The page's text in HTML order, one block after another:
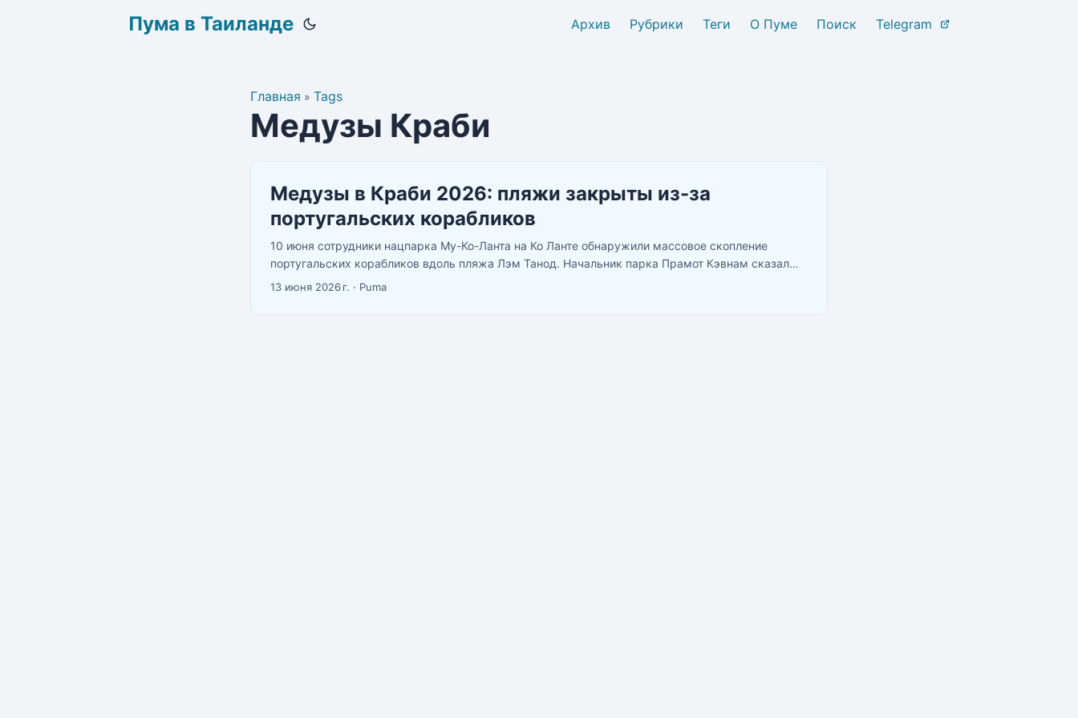
Пума в Таиланде Архив Рубрики Теги О Пуме Поиск Telegram
Главная » Tags
Медузы Краби
Медузы в Краби 2026: пляжи закрыты из-за
португальских корабликов
10 июня сотрудники нацпарка Му-Ко-Ланта на Ко Ланте обнаружили массовое скопление
португальских корабликов вдоль пляжа Лэм Танод. Начальник парка Прамот Кэвнам сказал
журналистам: «Такое количество мы видим впервые. Точная причина пока не установлена». С
13 июня 2026 г. · Puma